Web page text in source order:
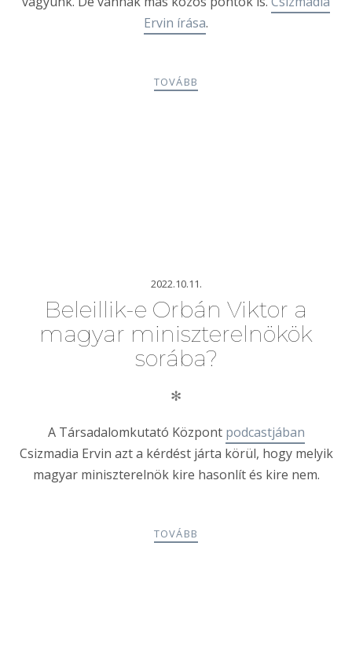
Ervin írása.
TOVÁBB
2022.10.11.
Beleillik-e Orbán Viktor a
magyar miniszterelnökök
sorába?
✻
A Társadalomkutató Központ podcastjában
Csizmadia Ervin azt a kérdést járta körül, hogy melyik
magyar miniszterelnök kire hasonlít és kire nem.
TOVÁBB